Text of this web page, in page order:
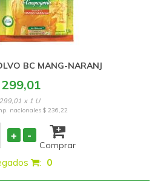
BC MANG-NARANJ
x 1 U
nacionales $ 236,22
+ -
Comprar
: 0